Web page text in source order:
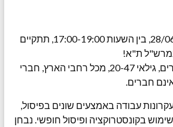
ביום שלישי הבא, 28/06/16, בין השעות 17:00-19:00, תתקיים
במרש"ל ת"א!
מיועדת לקבוצת הצעירים, גילאי 20-47, מכל רחבי הארץ, חברי
חברים.
עבודה באמצעים שונים בפיסול,
בקונסטרוקציה ופיסול חופשי. נבחן